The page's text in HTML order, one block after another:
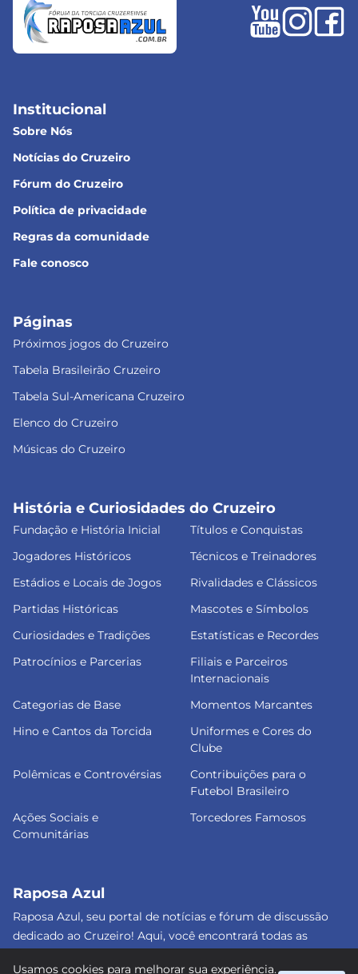
Institucional
Sobre Nós
Notícias do Cruzeiro
Fórum do Cruzeiro
Política de privacidade
Regras da comunidade
Fale conosco
Páginas
Próximos jogos do Cruzeiro
Tabela Brasileirão Cruzeiro
Tabela Sul-Americana Cruzeiro
Elenco do Cruzeiro
Músicas do Cruzeiro
História e Curiosidades do Cruzeiro
Fundação e História Inicial
Títulos e Conquistas
Jogadores Históricos
Técnicos e Treinadores
Estádios e Locais de Jogos
Rivalidades e Clássicos
Partidas Históricas
Mascotes e Símbolos
Curiosidades e Tradições
Estatísticas e Recordes
Patrocínios e Parcerias
Filiais e Parceiros
Internacionais
Categorias de Base
Momentos Marcantes
Hino e Cantos da Torcida
Uniformes e Cores do
Clube
Polêmicas e Controvérsias
Contribuições para o
Futebol Brasileiro
Ações Sociais e
Comunitárias
Torcedores Famosos
Raposa Azul
Raposa Azul, seu portal de notícias e fórum de discussão
dedicado ao Cruzeiro! Aqui, você encontrará todas as
Usamos cookies para melhorar sua experiência.